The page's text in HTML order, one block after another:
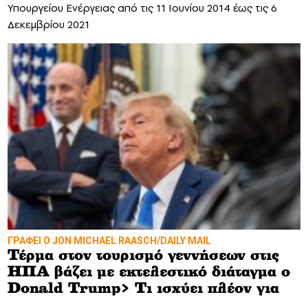
Υπουργείου Ενέργειας από τις 11 Ιουνίου 2014 έως τις 6
Δεκεμβρίου 2021
ΓΡΑΦΕΙ Ο JON MICHAEL RAASCH/DAILY MAIL
Τέρμα στον τουρισμό γεννήσεων στις
ΗΠΑ βάζει με εκτελεστικό διάταγμα ο
Donald Trump> Τι ισχύει πλέον για